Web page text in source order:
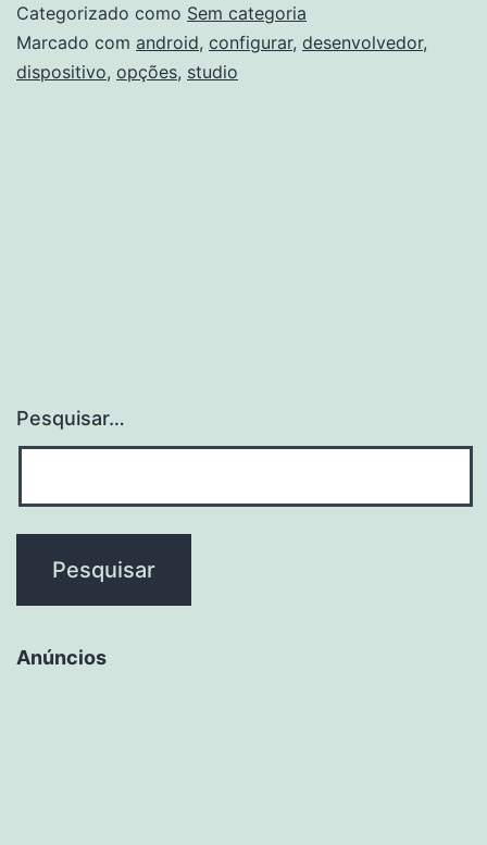
Categorizado como Sem categoria
Marcado com android, configurar, desenvolvedor,
dispositivo, opções, studio
Pesquisar…
Anúncios